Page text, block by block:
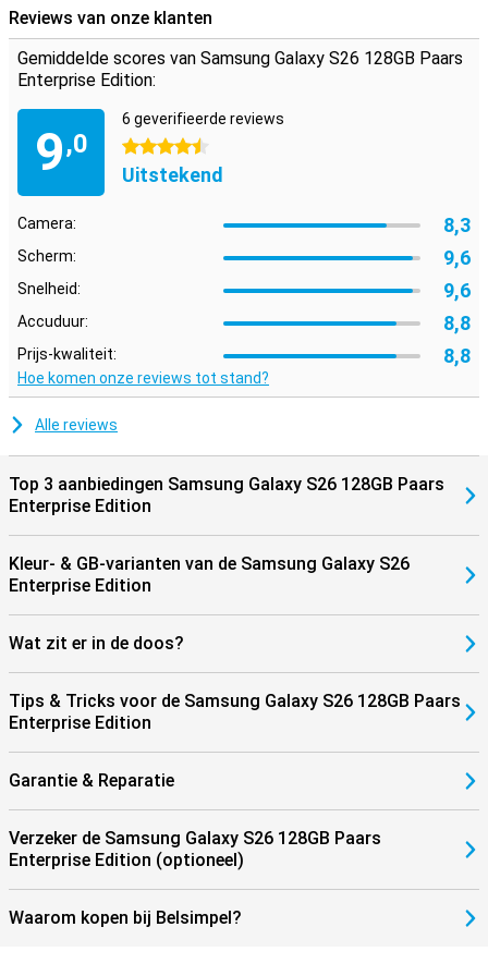
Reviews van onze klanten
Gemiddelde scores van Samsung Galaxy S26 128GB Paars
Enterprise Edition:
9,0
6 geverifieerde reviews
4.5 sterren
Uitstekend
Camera: 8,3
Scherm: 9,6
Snelheid: 9,6
Accuduur: 8,8
Prijs-kwaliteit: 8,8
Hoe komen onze reviews tot stand?
Alle reviews
Top 3 aanbiedingen Samsung Galaxy S26 128GB Paars
Enterprise Edition
Kleur- & GB-varianten van de Samsung Galaxy S26
Enterprise Edition
Wat zit er in de doos?
Tips & Tricks voor de Samsung Galaxy S26 128GB Paars
Enterprise Edition
Garantie & Reparatie
Verzeker de Samsung Galaxy S26 128GB Paars
Enterprise Edition (optioneel)
Waarom kopen bij Belsimpel?